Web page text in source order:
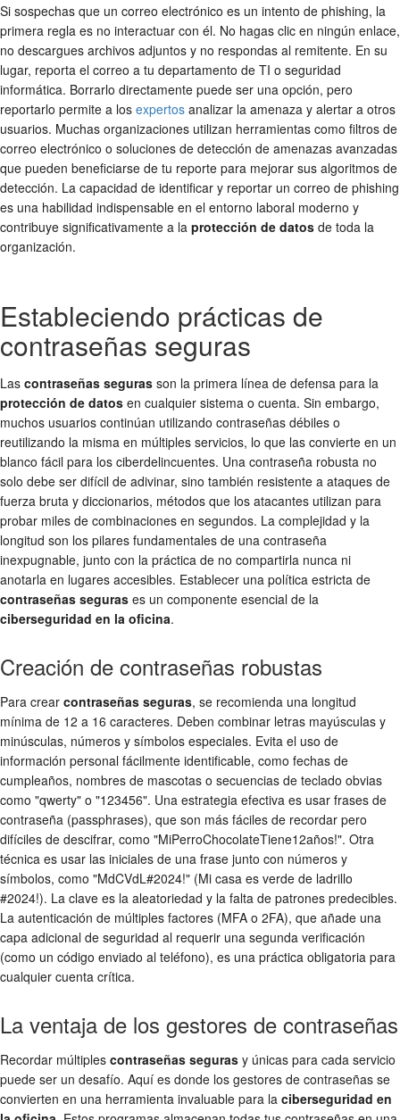
Si sospechas que un correo electrónico es un intento de phishing, la
primera regla es no interactuar con él. No hagas clic en ningún enlace,
no descargues archivos adjuntos y no respondas al remitente. En su
lugar, reporta el correo a tu departamento de TI o seguridad
informática. Borrarlo directamente puede ser una opción, pero
reportarlo permite a los expertos analizar la amenaza y alertar a otros
usuarios. Muchas organizaciones utilizan herramientas como filtros de
correo electrónico o soluciones de detección de amenazas avanzadas
que pueden beneficiarse de tu reporte para mejorar sus algoritmos de
detección. La capacidad de identificar y reportar un correo de phishing
es una habilidad indispensable en el entorno laboral moderno y
contribuye significativamente a la protección de datos de toda la
organización.
Estableciendo prácticas de
contraseñas seguras
Las contraseñas seguras son la primera línea de defensa para la
protección de datos en cualquier sistema o cuenta. Sin embargo,
muchos usuarios continúan utilizando contraseñas débiles o
reutilizando la misma en múltiples servicios, lo que las convierte en un
blanco fácil para los ciberdelincuentes. Una contraseña robusta no
solo debe ser difícil de adivinar, sino también resistente a ataques de
fuerza bruta y diccionarios, métodos que los atacantes utilizan para
probar miles de combinaciones en segundos. La complejidad y la
longitud son los pilares fundamentales de una contraseña
inexpugnable, junto con la práctica de no compartirla nunca ni
anotarla en lugares accesibles. Establecer una política estricta de
contraseñas seguras es un componente esencial de la
ciberseguridad en la oficina.
Creación de contraseñas robustas
Para crear contraseñas seguras, se recomienda una longitud
mínima de 12 a 16 caracteres. Deben combinar letras mayúsculas y
minúsculas, números y símbolos especiales. Evita el uso de
información personal fácilmente identificable, como fechas de
cumpleaños, nombres de mascotas o secuencias de teclado obvias
como "qwerty" o "123456". Una estrategia efectiva es usar frases de
contraseña (passphrases), que son más fáciles de recordar pero
difíciles de descifrar, como "MiPerroChocolateTiene12años!". Otra
técnica es usar las iniciales de una frase junto con números y
símbolos, como "MdCVdL#2024!" (Mi casa es verde de ladrillo
#2024!). La clave es la aleatoriedad y la falta de patrones predecibles.
La autenticación de múltiples factores (MFA o 2FA), que añade una
capa adicional de seguridad al requerir una segunda verificación
(como un código enviado al teléfono), es una práctica obligatoria para
cualquier cuenta crítica.
La ventaja de los gestores de contraseñas
Recordar múltiples contraseñas seguras y únicas para cada servicio
puede ser un desafío. Aquí es donde los gestores de contraseñas se
convierten en una herramienta invaluable para la ciberseguridad en